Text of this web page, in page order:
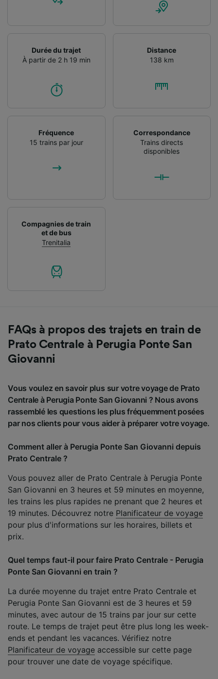
Durée du trajet
À partir de 2 h 19 min
Distance
138 km
Fréquence
15 trains par jour
Correspondance
Trains directs
disponibles
Compagnies de train
et de bus
Trenitalia
FAQs à propos des trajets en train de
Prato Centrale à Perugia Ponte San
Giovanni
Vous voulez en savoir plus sur votre voyage de Prato
Centrale à Perugia Ponte San Giovanni ? Nous avons
rassemblé les questions les plus fréquemment posées
par nos clients pour vous aider à préparer votre voyage.
Comment aller à Perugia Ponte San Giovanni depuis
Prato Centrale ?
Vous pouvez aller de Prato Centrale à Perugia Ponte
San Giovanni en 3 heures et 59 minutes en moyenne,
les trains les plus rapides ne prenant que 2 heures et
19 minutes. Découvrez notre Planificateur de voyage
pour plus d'informations sur les horaires, billets et
prix.
Quel temps faut-il pour faire Prato Centrale - Perugia
Ponte San Giovanni en train ?
La durée moyenne du trajet entre Prato Centrale et
Perugia Ponte San Giovanni est de 3 heures et 59
minutes, avec autour de 15 trains par jour sur cette
route. Le temps de trajet peut être plus long les week-
ends et pendant les vacances. Vérifiez notre
Planificateur de voyage accessible sur cette page
pour trouver une date de voyage spécifique.